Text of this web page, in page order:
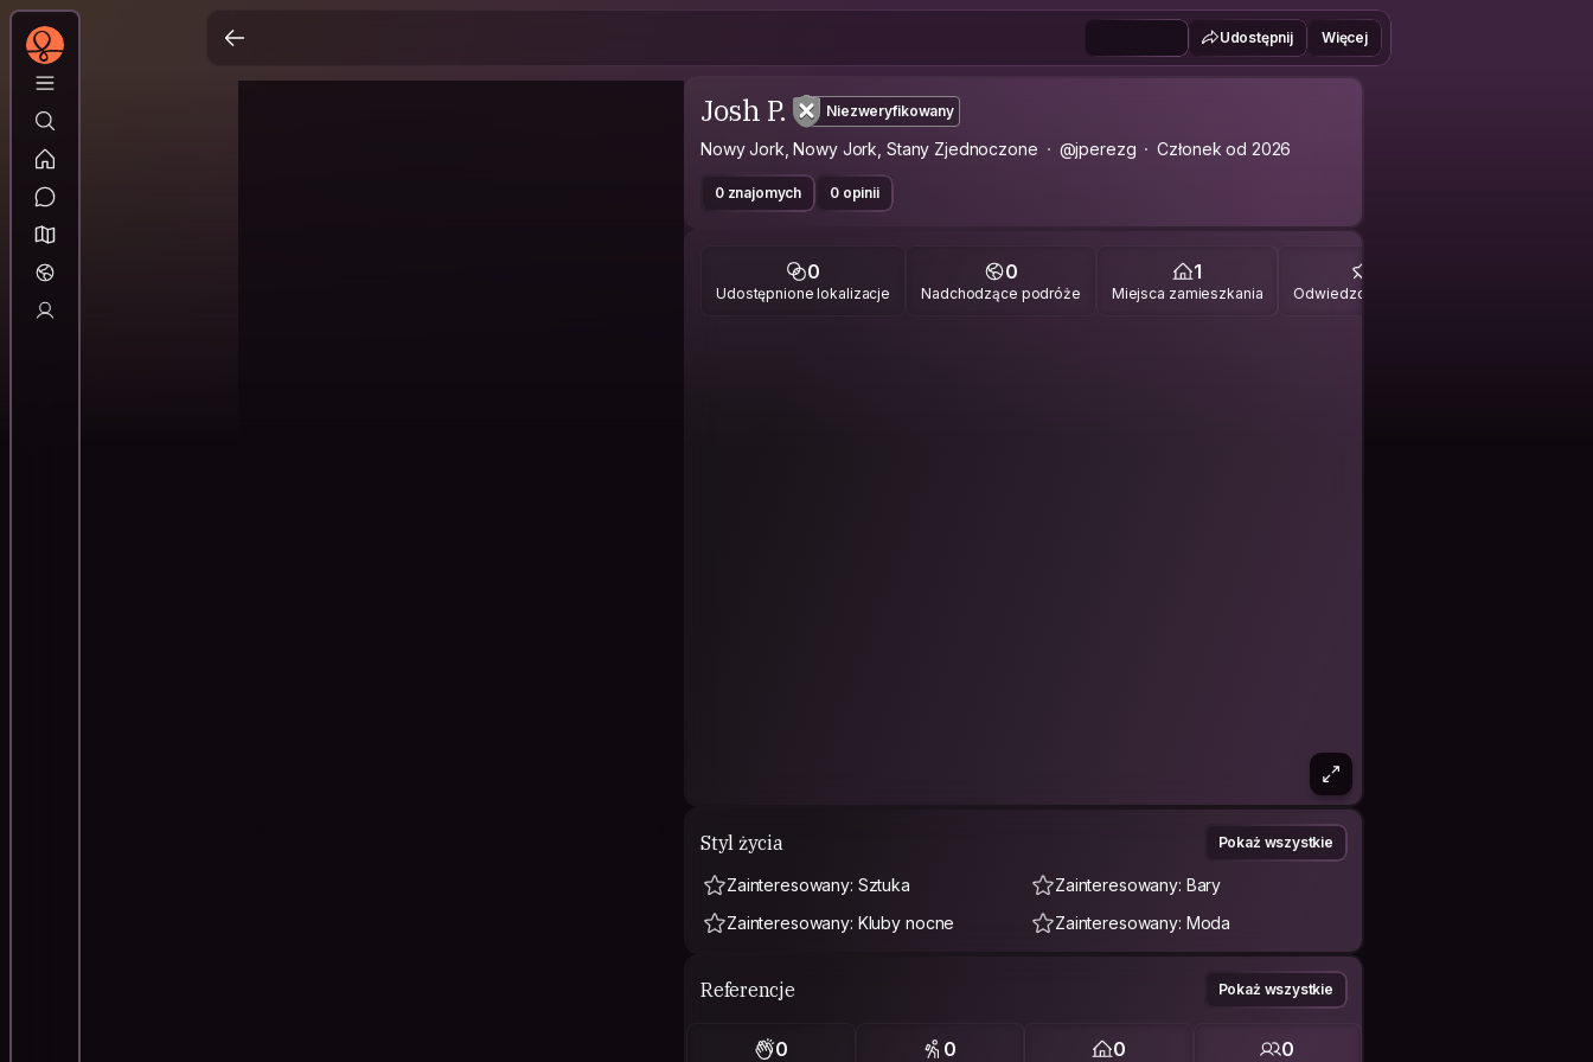
Udostępnij Więcej
Josh P. Niezweryfikowany
Nowy Jork, Nowy Jork, Stany Zjednoczone @jperezg Członek od 2026
0 znajomych 0 opinii
0
Udostępnione lokalizacje
0
Nadchodzące podróże
1
Miejsca zamieszkania Odwiedzone miejsca
Styl życia Pokaż wszystkie
Zainteresowany: Sztuka
Zainteresowany: Bary
Zainteresowany: Kluby nocne
Zainteresowany: Moda
Referencje Pokaż wszystkie
0 0 0 0